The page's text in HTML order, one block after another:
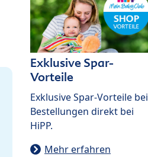
Exklusive Spar-
Vorteile
Exklusive Spar-Vorteile bei
Bestellungen direkt bei
HiPP.
Mehr erfahren